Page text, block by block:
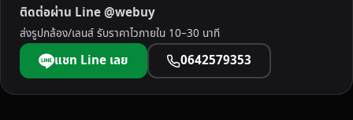
ลุ
ง
ร
า
ค
ติดต่อผ่าน Line @webuy
ส่งรูปกล้อง/เลนส์ รับราคาไวภายใน 10–30 นาที
แชท Line เลย 0642579353